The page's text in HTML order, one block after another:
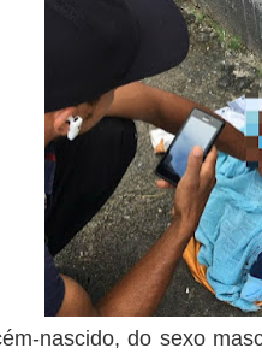
nascido, do sexo